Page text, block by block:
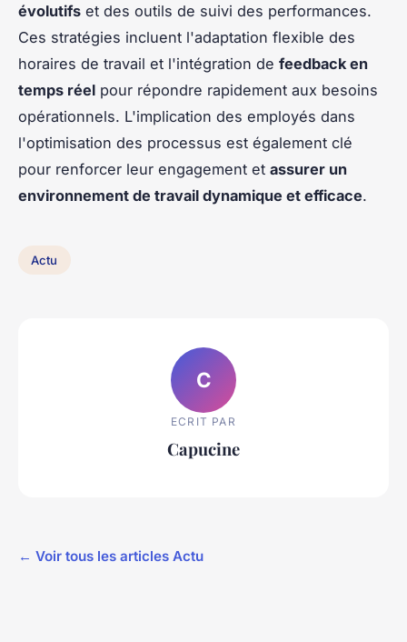
évolutifs et des outils de suivi des performances.
Ces stratégies incluent l'adaptation flexible des
horaires de travail et l'intégration de feedback en
temps réel pour répondre rapidement aux besoins
opérationnels. L'implication des employés dans
l'optimisation des processus est également clé
pour renforcer leur engagement et assurer un
environnement de travail dynamique et efficace.
Actu
C
ECRIT PAR
Capucine
← Voir tous les articles Actu